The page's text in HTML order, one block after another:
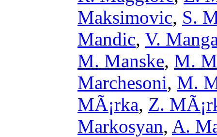
Maksimovic, S.
Mandic, V.
M. Manske, M.
Marchesoni, M.
MÃ¡rka, Z.
Markosyan, A.